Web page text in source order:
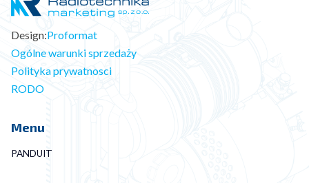
Design:Proformat
Ogólne warunki sprzedaży
Polityka prywatnosci
RODO
Menu
PANDUIT